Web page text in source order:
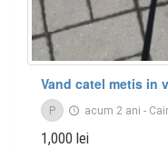
Vand catel metis in
P acum 2 ani -
1,000 lei